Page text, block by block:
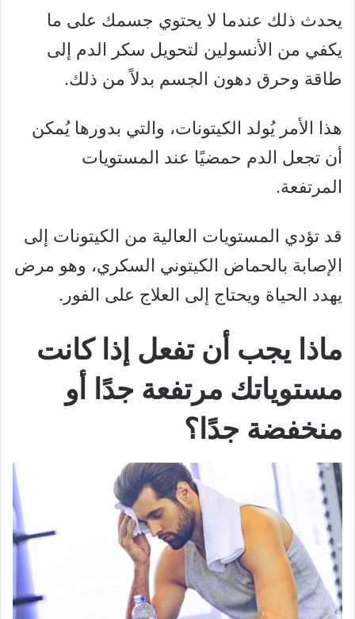
يحدث ذلك عندما لا يحتوي جسمك على ما
يكفي من الأنسولين لتحويل سكر الدم إلى
طاقة وحرق دهون الجسم بدلاً من ذلك.
هذا الأمر يُولد الكيتونات، والتي بدورها يُمكن
أن تجعل الدم حمضيًا عند المستويات
المرتفعة.
قد تؤدي المستويات العالية من الكيتونات إلى
الإصابة بالحماض الكيتوني السكري، وهو مرض
يهدد الحياة ويحتاج إلى العلاج على الفور.
ماذا يجب أن تفعل إذا كانت
مستوياتك مرتفعة جدًا أو
منخفضة جدًا؟